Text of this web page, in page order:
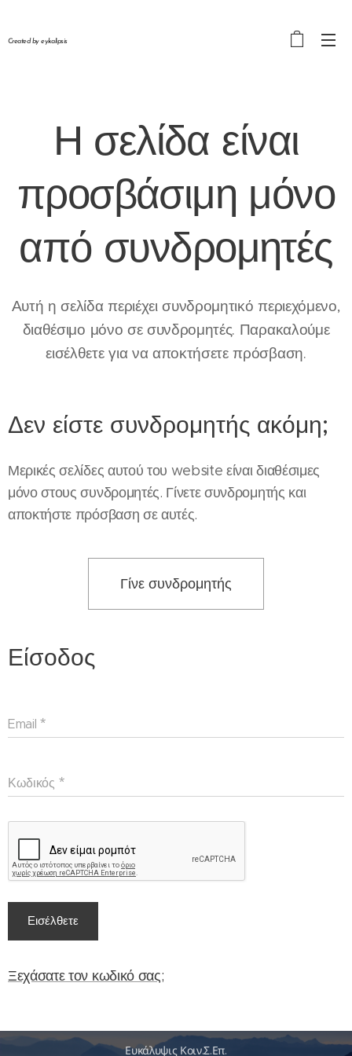
Created by eykalipsis
Η σελίδα είναι
προσβάσιμη μόνο
από συνδρομητές
Αυτή η σελίδα περιέχει συνδρομητικό περιεχόμενο,
διαθέσιμο μόνο σε συνδρομητές. Παρακαλούμε
εισέλθετε για να αποκτήσετε πρόσβαση.
Δεν είστε συνδρομητής ακόμη;
Μερικές σελίδες αυτού του website είναι διαθέσιμες
μόνο στους συνδρομητές. Γίνετε συνδρομητής και
αποκτήστε πρόσβαση σε αυτές.
Γίνε συνδρομητής
Είσοδος
Email
Κωδικός
Εισέλθετε
Ξεχάσατε τον κωδικό σας;
Ευκάλυψις Κοιν.Σ.Επ.